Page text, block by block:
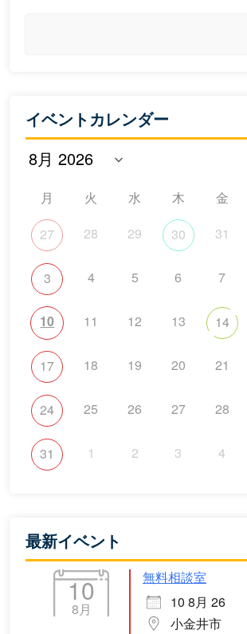
イベントカレンダー
月 火 水 木 金
27 28 29 30 31
3 4 5 6 7
10 11 12 13 14
17 18 19 20 21
24 25 26 27 28
31 1 2 3 4
最新イベント
10
8月
無料相談室
10 8月 26
小金井市